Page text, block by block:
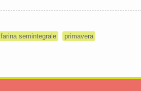
farina semintegrale primavera